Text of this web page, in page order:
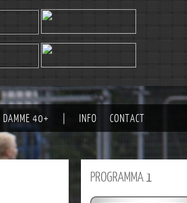
DAMME 40+ INFO CONTACT
PROGRAMMA1